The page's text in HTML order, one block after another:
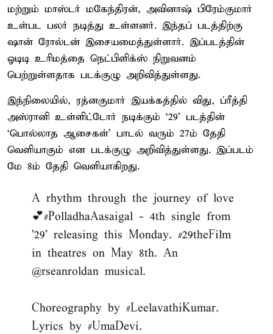
மற்றும் மாஸ்டர் மகேந்திரன், அவினாஷ் பிரேம்குமார்
உள்பட பலர் நடித்து உள்ளனர். இந்தப் படத்திற்கு
ஷான் ரோல்டன் இசையமைத்துள்ளார். இப்படத்தின்
ஓடிடி உரிமத்தை நெட்பிளிக்ஸ் நிறுவனம்
பெற்றுள்ளதாக படக்குழு அறிவித்துள்ளது.
இந்நிலையில், ரத்னகுமார் இயக்கத்தில் விது, ப்ரீத்தி
அஸ்ரானி உள்ளிட்டோர் நடிக்கும் ‘29’ படத்தின்
‘பொல்லாத ஆசைகள்’ பாடல் வரும் 27ம் தேதி
வெளியாகும் என படக்குழு அறிவித்துள்ளது. இப்படம்
மே 8ம் தேதி வெளியாகிறது.
A rhythm through the journey of love
💕#PolladhaAasaigal - 4th single from
'29' releasing this Monday. #29theFilm
in theatres on May 8th. An
@rseanroldan musical.
Choreography by #LeelavathiKumar.
Lyrics by #UmaDevi.